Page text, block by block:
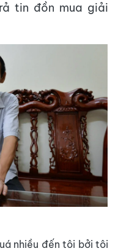
tin đồn mua giải
nhiều đến tôi bởi tôi